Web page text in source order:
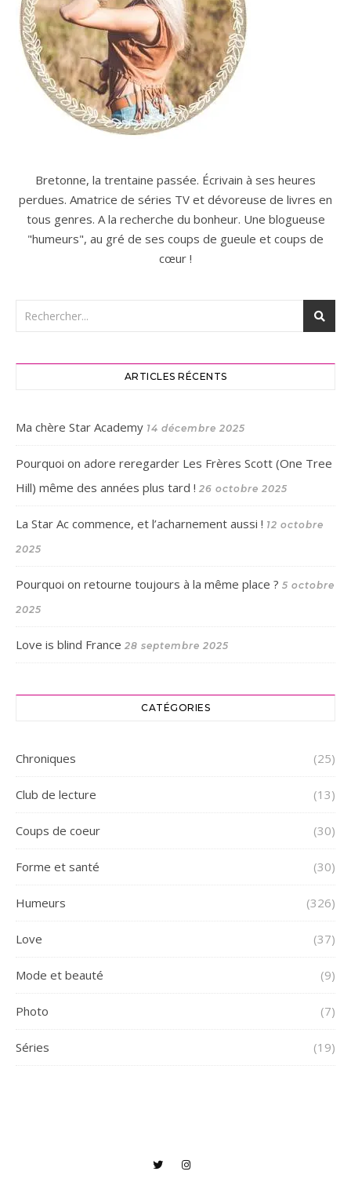
Bretonne, la trentaine passée. Écrivain à ses heures
perdues. Amatrice de séries TV et dévoreuse de livres en
tous genres. A la recherche du bonheur. Une blogueuse
"humeurs", au gré de ses coups de gueule et coups de
cœur !
ARTICLES RÉCENTS
Ma chère Star Academy 14 décembre 2025
Pourquoi on adore reregarder Les Frères Scott (One Tree
Hill) même des années plus tard ! 26 octobre 2025
La Star Ac commence, et l’acharnement aussi ! 12 octobre
2025
Pourquoi on retourne toujours à la même place ? 5 octobre
2025
Love is blind France 28 septembre 2025
CATÉGORIES
Chroniques (25)
Club de lecture (13)
Coups de coeur (30)
Forme et santé (30)
Humeurs (326)
Love (37)
Mode et beauté (9)
Photo (7)
Séries (19)